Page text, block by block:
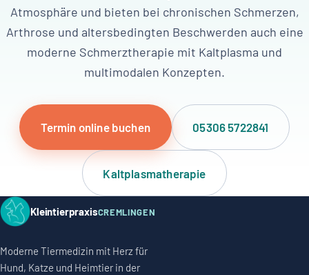
Atmosphäre und bieten bei chronischen Schmerzen,
Arthrose und altersbedingten Beschwerden auch eine
moderne Schmerztherapie mit Kaltplasma und
multimodalen Konzepten.
Termin online buchen 05306 5722841
Kaltplasmatherapie
KleintierpraxisCREMLINGEN
Moderne Tiermedizin mit Herz für
Hund, Katze und Heimtier in der